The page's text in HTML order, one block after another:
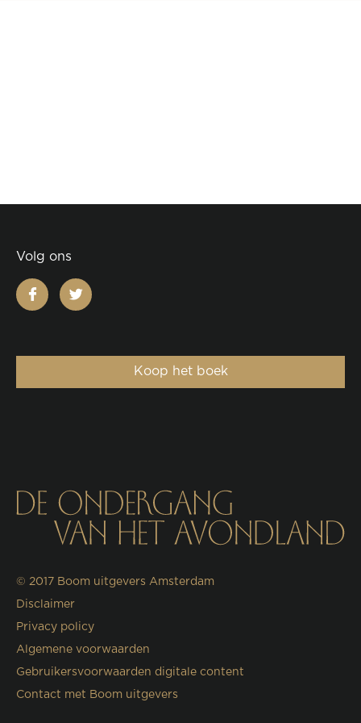
Volg ons
facebooktwitter
Koop het boek
© 2017 Boom uitgevers Amsterdam
Disclaimer
Privacy policy
Algemene voorwaarden
Gebruikersvoorwaarden digitale content
Contact met Boom uitgevers